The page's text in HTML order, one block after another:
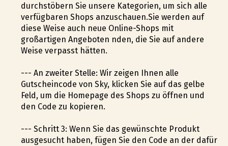
durchstöbern Sie unsere Kategorien, um sich alle
verfügbaren Shops anzuschauen.Sie werden auf
diese Weise auch neue Online-Shops mit
großartigen Angeboten finden, die Sie auf andere
Weise verpasst hätten.
--- An zweiter Stelle: Wir zeigen Ihnen alle
Gutscheincode von Sky, klicken Sie auf das gelbe
Feld, um die Homepage des Shops zu öffnen und
den Code zu kopieren.
--- Schritt 3: Wenn Sie das gewünschte Produkt
ausgesucht haben, fügen Sie den Code an der dafür